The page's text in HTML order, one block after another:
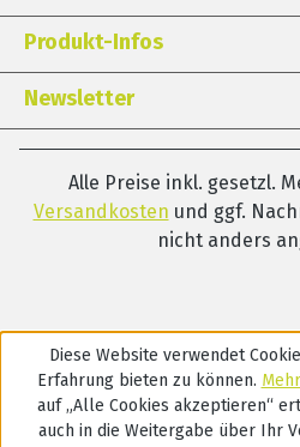
Produkt-Infos
Newsletter
Alle Preise inkl. gesetzl.
Versandkosten und ggf.
nicht anders
Diese Website verwendet
Erfahrung bieten zu können.
auf „Alle Cookies akzeptieren“
auch in die Weitergabe über Ihr